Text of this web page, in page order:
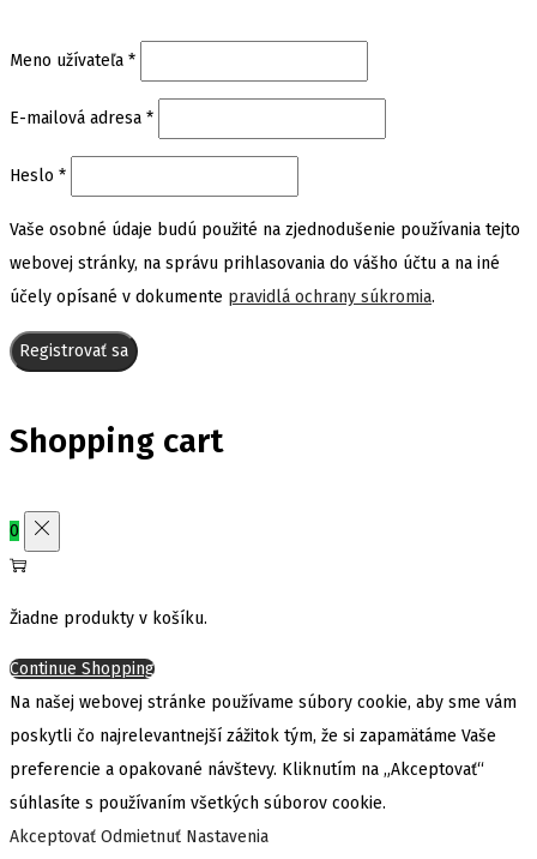
Meno užívateľa *Povinné
E-mailová adresa *Povinné
Heslo *Povinné
Vaše osobné údaje budú použité na zjednodušenie používania tejto
webovej stránky, na správu prihlasovania do vášho účtu a na iné
účely opísané v dokumente pravidlá ochrany súkromia.
Registrovať sa
Shopping cart
0
Žiadne produkty v košíku.
Continue Shopping
Na našej webovej stránke používame súbory cookie, aby sme vám
poskytli čo najrelevantnejší zážitok tým, že si zapamätáme Vaše
preferencie a opakované návštevy. Kliknutím na „Akceptovať“
súhlasíte s používaním všetkých súborov cookie.
Akceptovať Odmietnuť Nastavenia